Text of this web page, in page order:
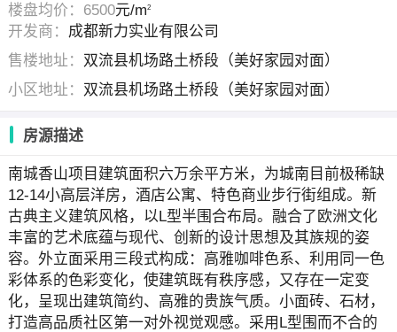
楼盘均价：6500元/m2
开发商： 成都新力实业有限公司
售楼地址： 双流县机场路土桥段（美好家园对面）
小区地址： 双流县机场路土桥段（美好家园对面）
房源描述
南城香山项目建筑面积六万余平方米，为城南目前极稀缺
12-14小高层洋房，酒店公寓、特色商业步行街组成。新
古典主义建筑风格，以L型半围合布局。融合了欧洲文化
丰富的艺术底蕴与现代、创新的设计思想及其族规的姿
容。外立面采用三段式构成：高雅咖啡色系、利用同一色
彩体系的色彩变化，使建筑既有秩序感，又存在一定变
化，呈现出建筑简约、高雅的贵族气质。小面砖、石材，
打造高品质社区第一对外视觉观感。采用L型围而不合的